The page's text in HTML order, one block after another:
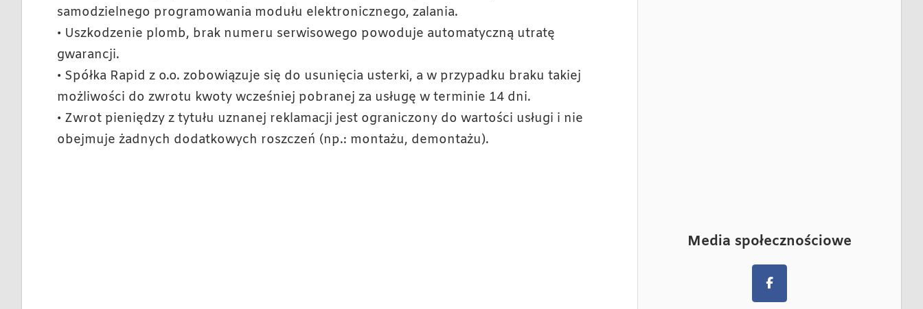
samodzielnego programowania modułu elektronicznego, zalania.
• Uszkodzenie plomb, brak numeru serwisowego powoduje automatyczną utratę
gwarancji.
• Spółka Rapid z o.o. zobowiązuje się do usunięcia usterki, a w przypadku braku takiej
możliwości do zwrotu kwoty wcześniej pobranej za usługę w terminie 14 dni.
• Zwrot pieniędzy z tytułu uznanej reklamacji jest ograniczony do wartości usługi i nie
obejmuje żadnych dodatkowych roszczeń (np.: montażu, demontażu).
Media społecznościowe